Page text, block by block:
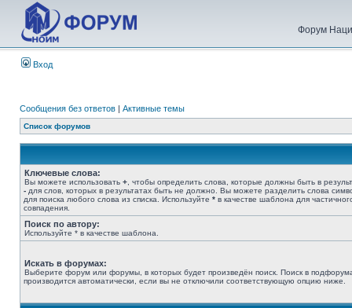
Форум
Вход
Сообщения без ответов | Активные темы
Список форумов
Ключевые слова:
Вы можете использовать + , чтобы определить слова, которые должны быть в
- для слов, которых в результатах быть не должно. Вы можете разделить слова
для поиска любого слова из списка. Используйте * в качестве шаблона для
совпадения.
Поиск по автору:
Используйте * в качестве шаблона.
Искать в форумах:
Выберите форум или форумы, в которых будет произведён поиск. Поиск в
производится автоматически, если вы не отключили соответствующую опцию ниже.